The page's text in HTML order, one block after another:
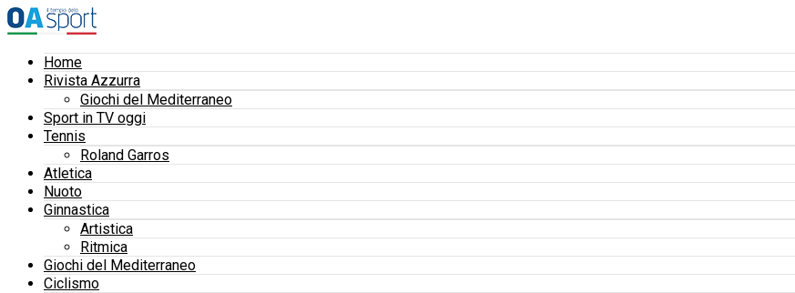
Home
Rivista Azzurra
Giochi del Mediterraneo
Sport in TV oggi
Tennis
Roland Garros
Atletica
Nuoto
Ginnastica
Artistica
Ritmica
Giochi del Mediterraneo
Ciclismo